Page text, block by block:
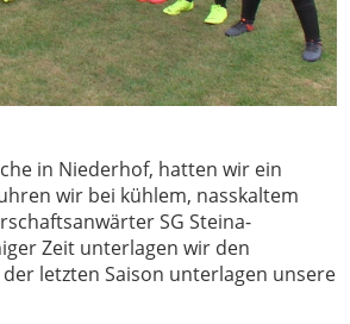
in Niederhof, hatten wir ein
wir bei kühlem, nasskaltem
SG Steina-
Zeit unterlagen wir den
letzten Saison unterlagen unsere